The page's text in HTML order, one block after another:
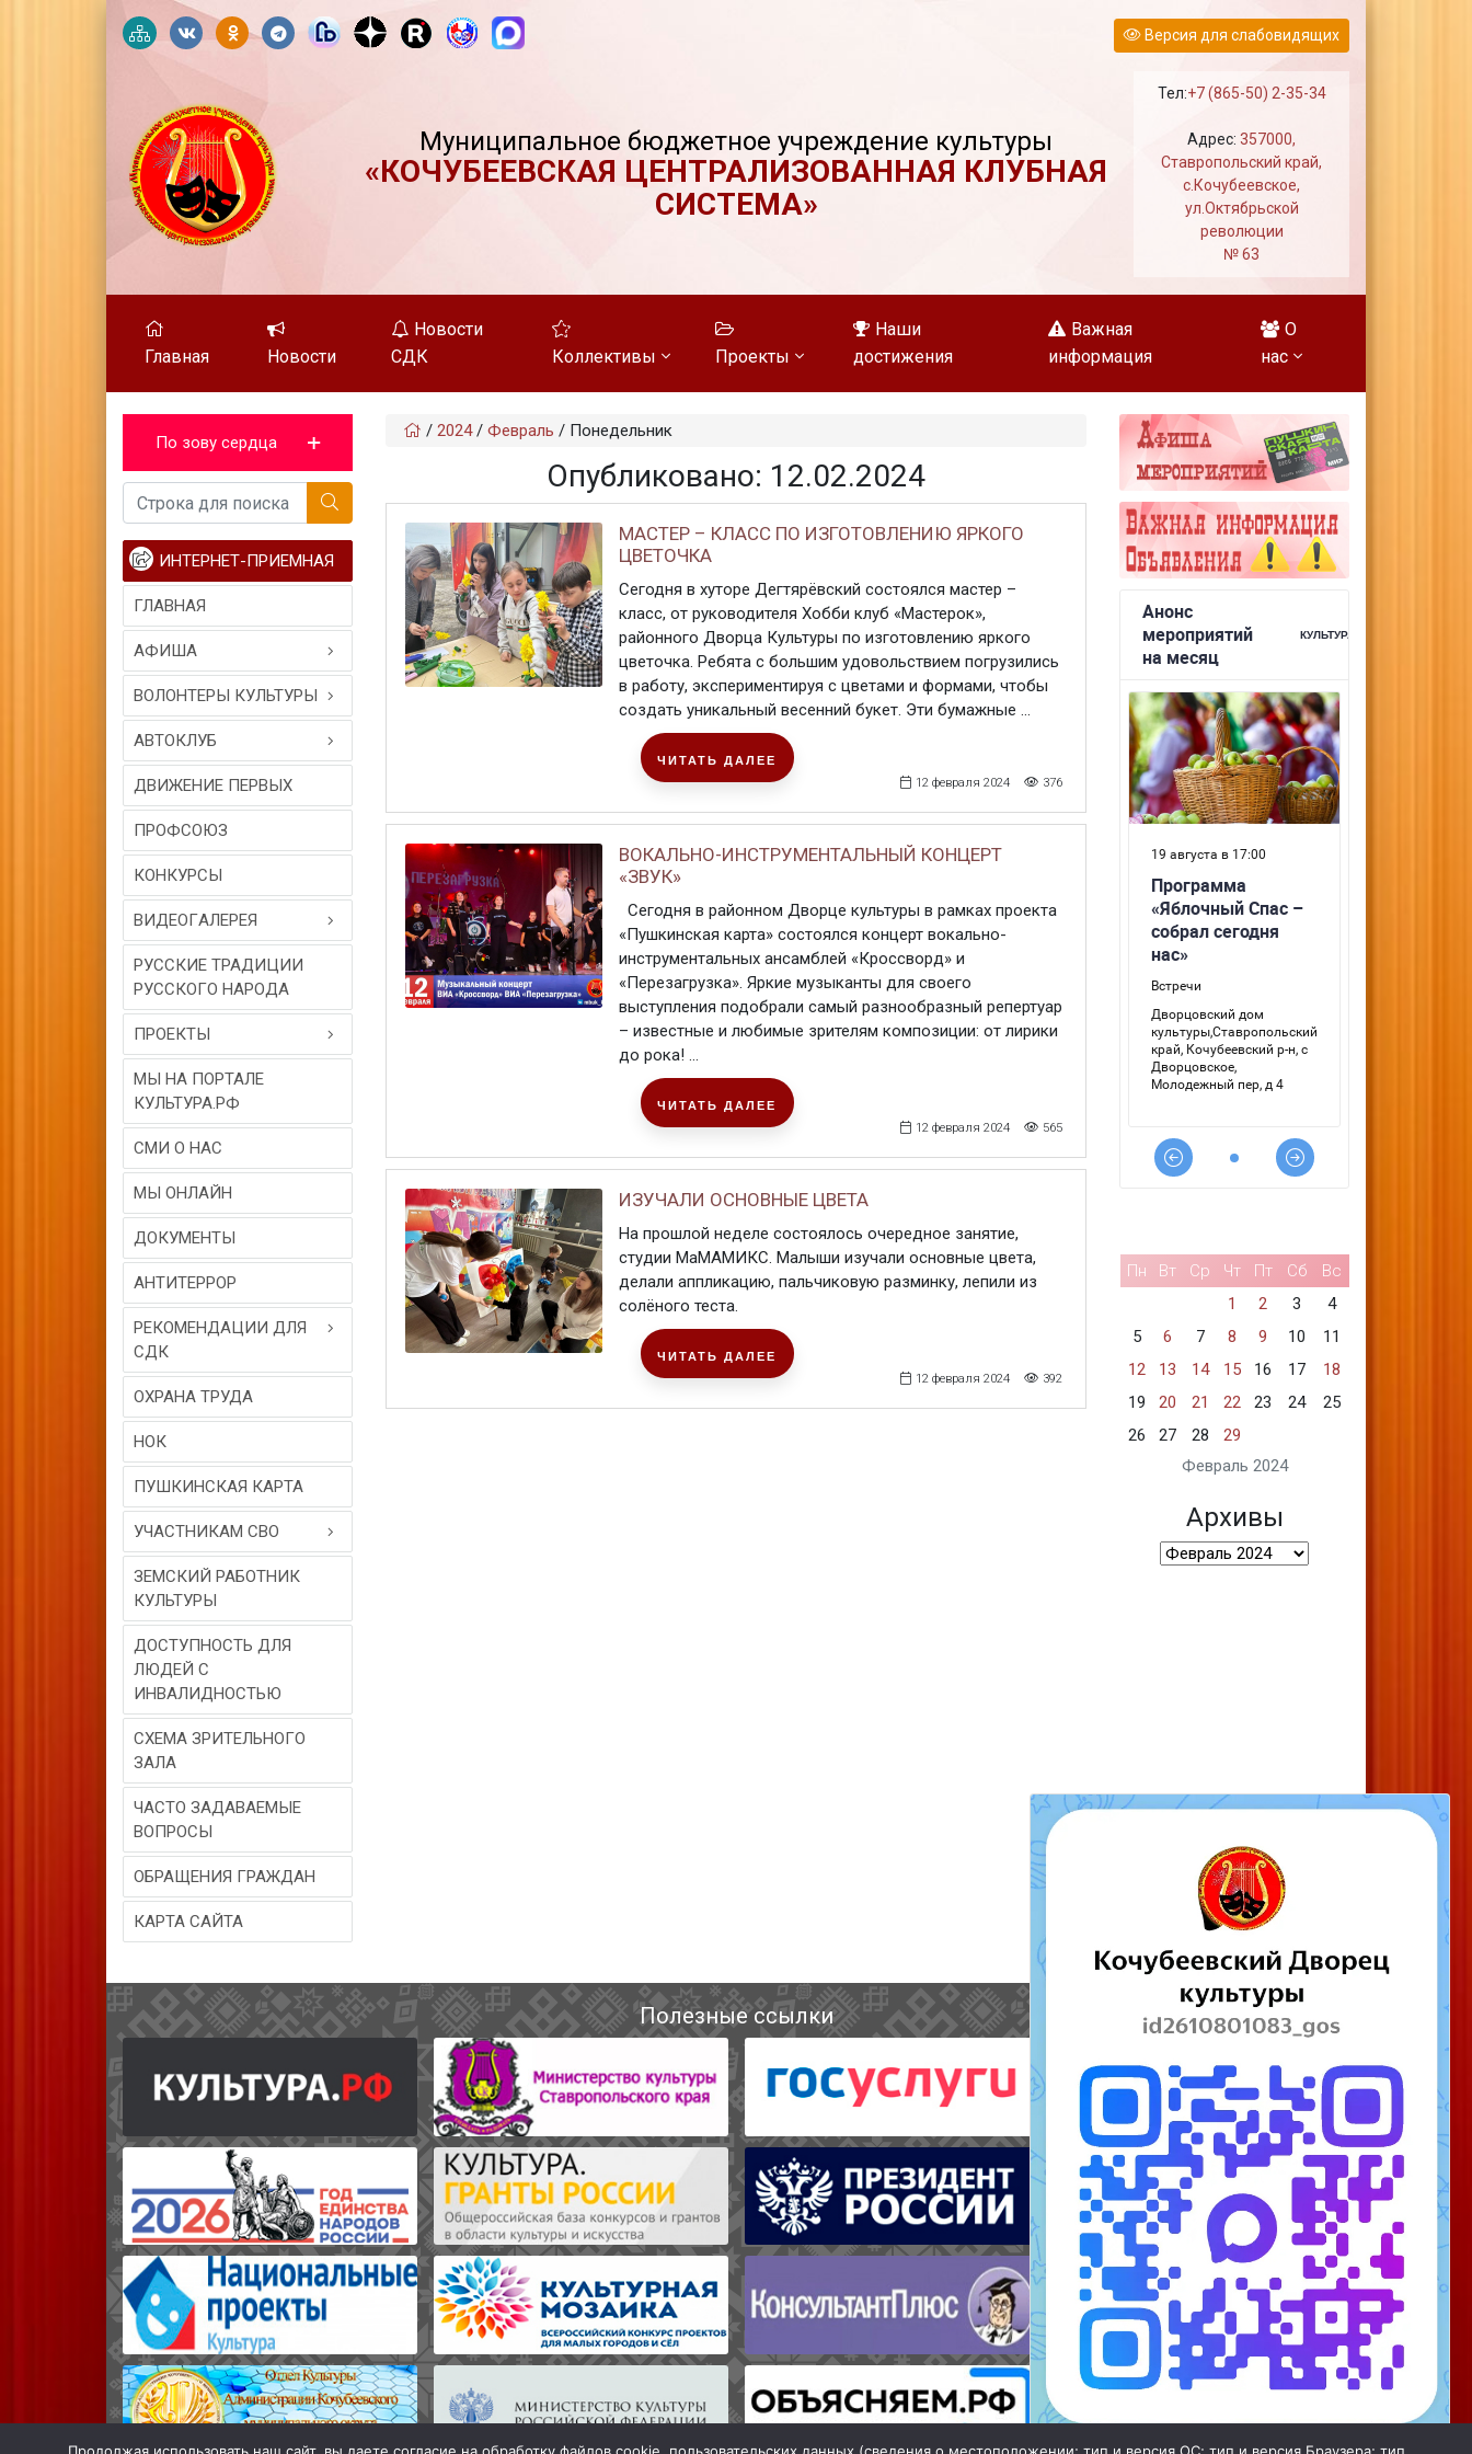
Версия для слабовидящих
Муниципальное бюджетное учреждение культуры
«КОЧУБЕЕВСКАЯ ЦЕНТРАЛИЗОВАННАЯ КЛУБНАЯ
СИСТЕМА»
Тел:+7 (865-50) 2-35-34
Адрес:357000,
Ставропольский край,
с.Кочубеевское,
ул.Октябрьской
революции
№ 63
Главная Новости
Новости
СДК
Коллективы Проекты
Наши
достижения
Важная
информация
О
нас
По зову сердца
ИНТЕРНЕТ-ПРИЕМНАЯ
ГЛАВНАЯ
АФИША
ВОЛОНТЕРЫ КУЛЬТУРЫ
АВТОКЛУБ
ДВИЖЕНИЕ ПЕРВЫХ
ПРОФСОЮЗ
КОНКУРСЫ
ВИДЕОГAЛЕРЕЯ
РУССКИЕ ТРАДИЦИИ
РУССКОГО НАРОДА
ПРОЕКТЫ
МЫ НА ПОРТАЛЕ
КУЛЬТУРА.РФ
СМИ О НАС
МЫ ОНЛАЙН
ДОКУМЕНТЫ
АНТИТЕРРОР
РЕКОМЕНДАЦИИ ДЛЯ
СДК
ОХРАНА ТРУДА
НОК
ПУШКИНСКАЯ КАРТА
УЧАСТНИКАМ СВО
ЗЕМСКИЙ РАБОТНИК
КУЛЬТУРЫ
ДОСТУПНОСТЬ ДЛЯ
ЛЮДЕЙ С
ИНВАЛИДНОСТЬЮ
СХЕМА ЗРИТЕЛЬНОГО
ЗАЛА
ЧАСТО ЗАДАВАЕМЫЕ
ВОПРОСЫ
ОБРАЩЕНИЯ ГРАЖДАН
КАРТА САЙТА
/ 2024/ Февраль / Понедельник
Опубликовано: 12.02.2024
МАСТЕР – КЛАСС ПО ИЗГОТОВЛЕНИЮ ЯРКОГО
ЦВЕТОЧКА
Сегодня в хуторе Дегтярёвский состоялся мастер –
класс, от руководителя Хобби клуб «Мастерок»,
районного Дворца Культуры по изготовлению яркого
цветочка. Ребята с большим удовольствием погрузились
в работу, экспериментируя с цветами и формами, чтобы
создать уникальный весенний букет. Эти бумажные ...
12 февраля 2024 376
ЧИТАТЬ ДАЛЕЕ
ВОКАЛЬНО-ИНСТРУМЕНТАЛЬНЫЙ КОНЦЕРТ
«ЗВУК»
Сегодня в районном Дворце культуры в рамках проекта
«Пушкинская карта» состоялся концерт вокально-
инструментальных ансамблей «Кроссворд» и
«Перезагрузка». Яркие музыканты для своего
выступления подобрали самый разнообразный репертуар
– известные и любимые зрителям композиции: от лирики
до рока! ...
12 февраля 2024 565
ЧИТАТЬ ДАЛЕЕ
ИЗУЧАЛИ ОСНОВНЫЕ ЦВЕТА
На прошлой неделе состоялось очередное занятие,
студии МаМАМИКС. Малыши изучали основные цвета,
делали аппликацию, пальчиковую разминку, лепили из
солёного теста.
12 февраля 2024 392
ЧИТАТЬ ДАЛЕЕ
Февраль 2024
Пн Вт Ср Чт Пт Сб
Вс
1
2 3
4
5
6 7 8 9 10
11
12
13 14 15 16 17
18
19
20 21 22 23 24
25
26
27 28 29
Архивы
Архивы
Полезные ссылки